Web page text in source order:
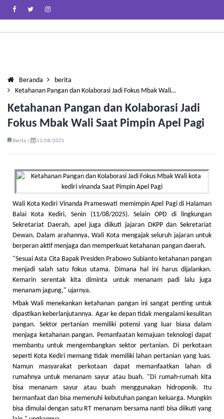
Beranda
berita
Ketahanan Pangan dan Kolaborasi Jadi Fokus Mbak Wali…
Ketahanan Pangan dan Kolaborasi Jadi
Fokus Mbak Wali Saat Pimpin Apel Pagi
Berita | 11/08/2025
Wali Kota Kediri Vinanda Prameswati memimpin Apel Pagi di Halaman
Balai Kota Kediri, Senin (11/08/2025). Selain OPD di lingkungan
Sekretariat Daerah, apel juga diikuti jajaran DKPP dan Sekretariat
Dewan. Dalam arahannya, Wali Kota mengajak seluruh jajaran untuk
berperan aktif menjaga dan memperkuat ketahanan pangan daerah.
"Sesuai Asta Cita Bapak Presiden Prabowo Subianto ketahanan pangan
menjadi salah satu fokus utama. Dimana hal ini harus dijalankan.
Kemarin serentak kita diminta untuk menanam padi lalu juga
menanam jagung," ujarnya.
Mbak Wali menekankan ketahanan pangan ini sangat penting untuk
dipastikan keberlanjutannya. Agar ke depan tidak mengalami kesulitan
pangan. Sektor pertanian memiliki potensi yang luar biasa dalam
menjaga ketahanan pangan. Pemanfaatan kemajuan teknologi dapat
membantu untuk mengembangkan sektor pertanian. Di perkotaan
seperti Kota Kediri memang tidak memiliki lahan pertanian yang luas.
Namun masyarakat perkotaan dapat memanfaatkan lahan di
rumahnya untuk menanam sayur atau buah. "Di rumah-rumah kita
bisa menanam sayur atau buah menggunakan hidroponik. Itu
bermanfaat dan bisa memenuhi kebutuhan pangan keluarga. Mungkin
bisa dimulai dengan satu RT menanam bersama nanti bisa diikuti yang